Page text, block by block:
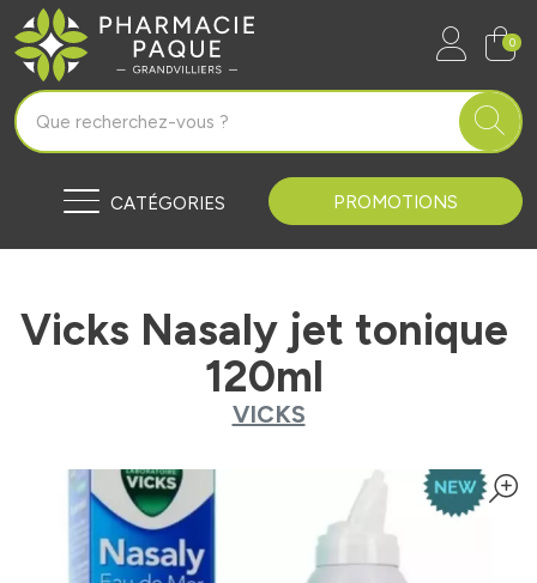
Pharmacie Paque Grandvilliers
0
CATÉGORIES PROMOTIONS
Vicks Nasaly jet tonique
120ml
VICKS